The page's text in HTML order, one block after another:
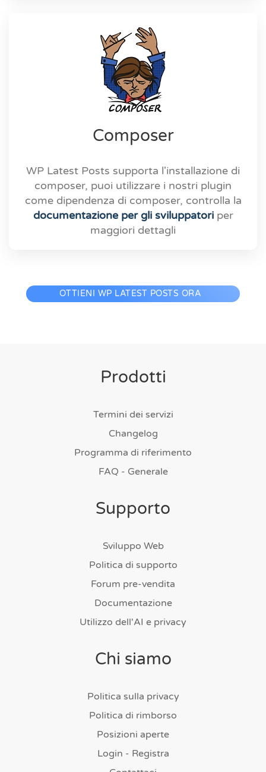
Composer
WP Latest Posts supporta l'installazione di
composer, puoi utilizzare i nostri plugin
come dipendenza di composer, controlla la
documentazione per gli sviluppatoriper
maggiori dettagli
OTTIENI WP LATEST POSTS ORA
Prodotti
Termini dei servizi
Changelog
Programma di riferimento
FAQ - Generale
Supporto
Sviluppo Web
Politica di supporto
Forum pre-vendita
Documentazione
Utilizzo dell'AI e privacy
Chi siamo
Politica sulla privacy
Politica di rimborso
Posizioni aperte
Login - Registra